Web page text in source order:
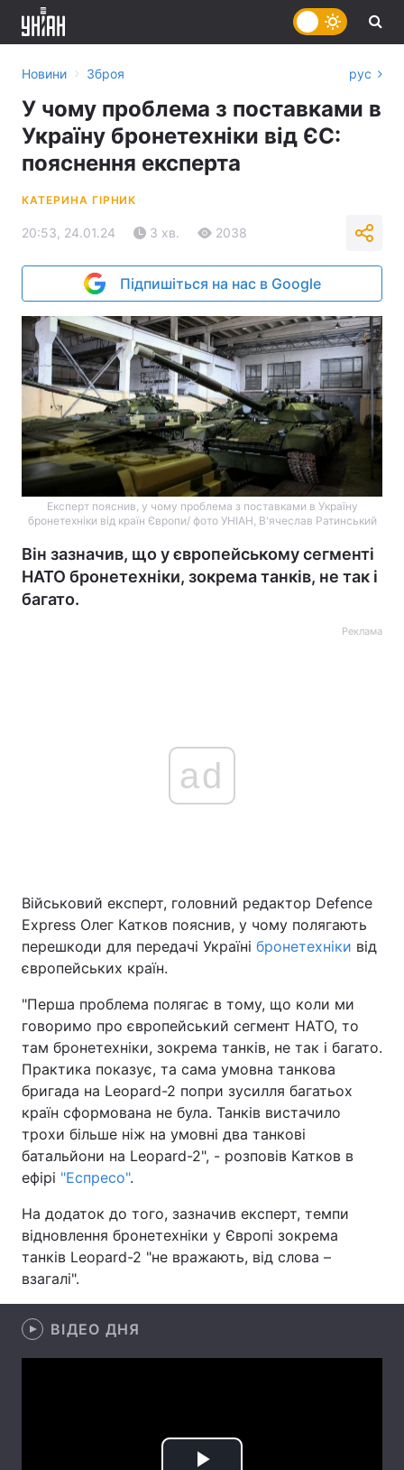
Україна Політика
Економіка
Спорт Наука
Техно і зв'язок Лайт
Зброя Інциденти
Здоров'я
Цікавинки Погода
Лонгріди
Інтерв'ю
Новини › Зброя рус
У чому проблема з поставками в
Україну бронетехніки від ЄС:
пояснення експерта
КАТЕРИНА ГІРНИК
20:53, 24.01.24 3 хв. 2038
Підпишіться на нас в Google
Експерт пояснив, у чому проблема з поставками в Україну
бронетехніки від країн Європи/ фото УНІАН, В'ячеслав Ратинський
Він зазначив, що у європейському сегменті
НАТО бронетехніки, зокрема танків, не так і
багато.
Реклама
ad
Військовий експерт, головний редактор Defence
Express Олег Катков пояснив, у чому полягають
перешкоди для передачі Україні бронетехніки від
європейських країн.
"Перша проблема полягає в тому, що коли ми
говоримо про європейський сегмент НАТО, то
там бронетехніки, зокрема танків, не так і багато.
Практика показує, та сама умовна танкова
бригада на Leopard-2 попри зусилля багатьох
країн сформована не була. Танків вистачило
трохи більше ніж на умовні два танкові
батальйони на Leopard-2", - розповів Катков в
ефірі "Еспресо".
На додаток до того, зазначив експерт, темпи
відновлення бронетехніки у Європі зокрема
танків Leopard-2 "не вражають, від слова –
взагалі".
ВІДЕО ДНЯ